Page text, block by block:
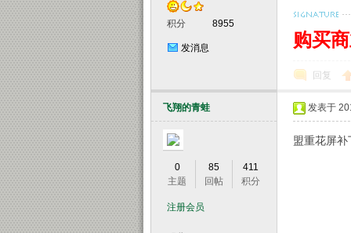
积分 8955
发消息 购买
回复
飞翔的青蛙
0
主题
85
回帖
411
积分
注册会员
发表于
盟重花屏补